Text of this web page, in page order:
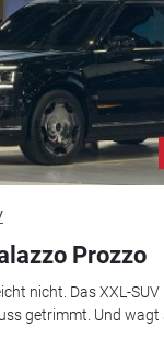
Prozzo
nicht. Das XXL-
getrimmt. Und wagt